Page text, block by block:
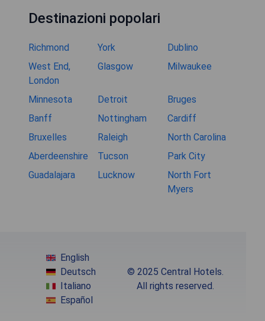
Destinazioni popolari
Richmond York
Dublino
West End,
London
Glasgow Milwaukee
Minnesota Detroit
Bruges
Banff
Nottingham
Cardiff
Bruxelles
Raleigh
North Carolina
Aberdeenshire
Tucson
Park City
Guadalajara
Lucknow
North Fort
Myers
English
Deutsch
Italiano
Español
© 2025 Central Hotels.
All rights reserved.